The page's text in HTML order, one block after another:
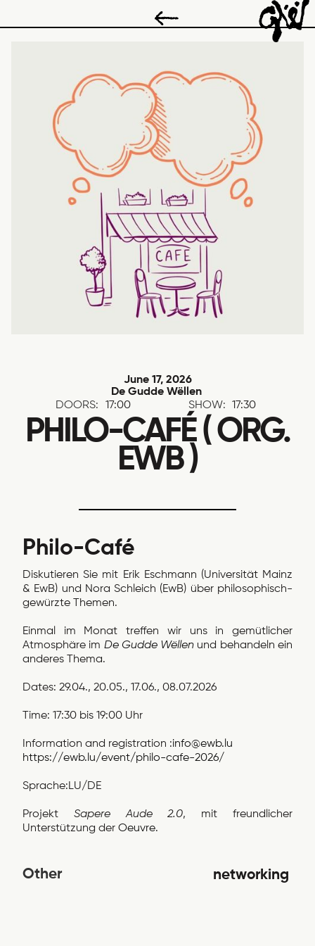
June 17, 2026
De Gudde Wëllen
DOORS:
17:00 SHOW: 17:30
PHILO-CAFÉ ( ORG.
EWB )
Philo-Café
Diskutieren Sie mit Erik Eschmann (Universität Mainz
& EwB) und Nora Schleich (EwB) über philosophisch-
gewürzte Themen.
Einmal im Monat treffen wir uns in gemütlicher
Atmosphäre im De Gudde Wëllen und behandeln ein
anderes Thema.
Dates: 29.04., 20.05., 17.06., 08.07.2026
Time: 17:30 bis 19:00 Uhr
Information and registration :info@ewb.lu
https://ewb.lu/event/philo-cafe-2026/
Sprache:LU/DE
Projekt Sapere Aude 2.0, mit freundlicher
Unterstützung der Oeuvre.
Other networking